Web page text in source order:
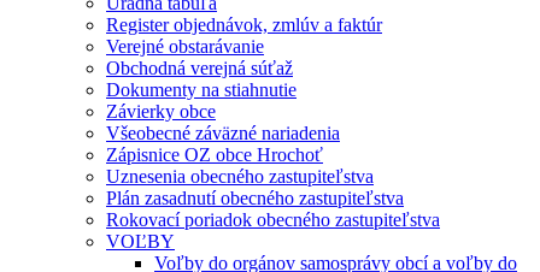
Register objednávok, zmlúv a faktúr
Verejné obstarávanie
Obchodná verejná súťaž
Dokumenty na stiahnutie
Závierky obce
Všeobecné záväzné nariadenia
Zápisnice OZ obce Hrochoť
Uznesenia obecného zastupiteľstva
Plán zasadnutí obecného zastupiteľstva
Rokovací poriadok obecného zastupiteľstva
VOĽBY
Voľby do orgánov samosprávy obcí a voľby do